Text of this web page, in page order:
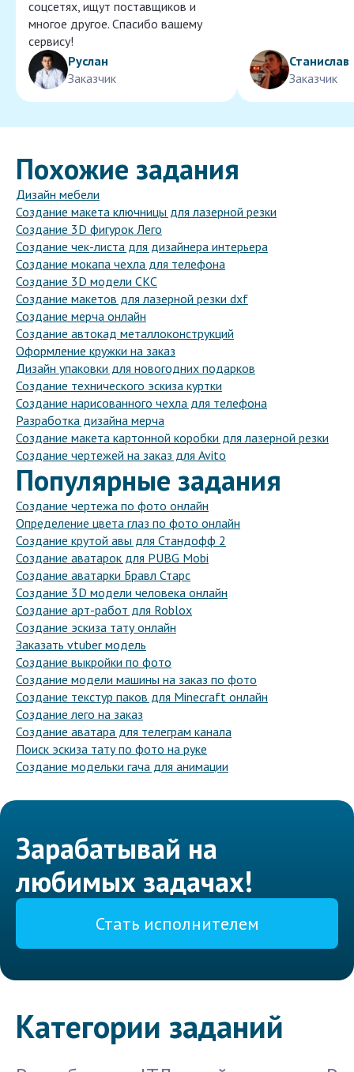
соцсетях, ищут поставщиков и
многое другое. Спасибо вашему
сервису!
Руслан
Заказчик
Станислав
Заказчик
Похожие задания
Дизайн мебели
Создание макета ключницы для лазерной резки
Создание 3D фигурок Лего
Создание чек-листа для дизайнера интерьера
Создание мокапа чехла для телефона
Создание 3D модели СКС
Создание макетов для лазерной резки dxf
Создание мерча онлайн
Создание автокад металлоконструкций
Оформление кружки на заказ
Дизайн упаковки для новогодних подарков
Создание технического эскиза куртки
Создание нарисованного чехла для телефона
Разработка дизайна мерча
Создание макета картонной коробки для лазерной резки
Создание чертежей на заказ для Avito
Популярные задания
Создание чертежа по фото онлайн
Определение цвета глаз по фото онлайн
Создание крутой авы для Стандофф 2
Создание аватарок для PUBG Mobi
Создание аватарки Бравл Старс
Создание 3D модели человека онлайн
Создание арт-работ для Roblox
Создание эскиза тату онлайн
Заказать vtuber модель
Создание выкройки по фото
Создание модели машины на заказ по фото
Создание текстур паков для Minecraft онлайн
Создание лего на заказ
Создание аватара для телеграм канала
Поиск эскиза тату по фото на руке
Создание модельки гача для анимации
Зарабатывай на
любимых задачах!
Стать исполнителем
Категории заданий